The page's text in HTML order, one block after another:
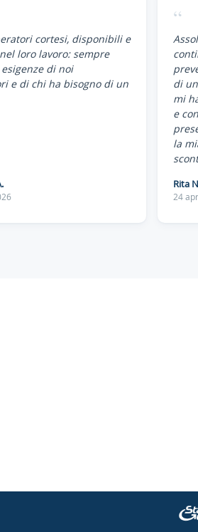
cortesi, disponibili e
loro lavoro: sempre
di noi
e di chi ha bisogno di un
“
di
mi
e
la
Rita
24